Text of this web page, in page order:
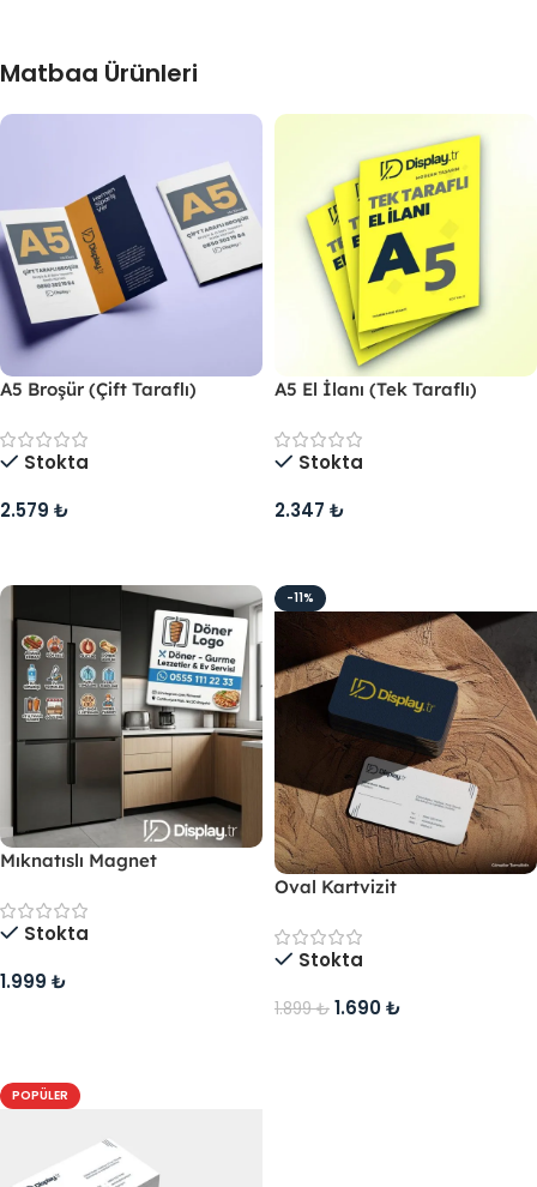
Matbaa Ürünleri
A5 Broşür (Çift Taraflı)
Stokta
2.579 ₺
A5 El İlanı (Tek Taraflı)
Stokta
2.347 ₺
Mıknatıslı Magnet
Stokta
1.999 ₺
-11%
Oval Kartvizit
Stokta
1.899₺ 1.690₺
POPÜLER